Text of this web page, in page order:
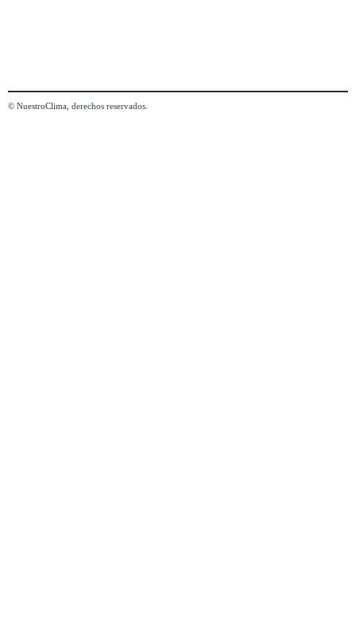
© NuestroClima, derechos reservados.